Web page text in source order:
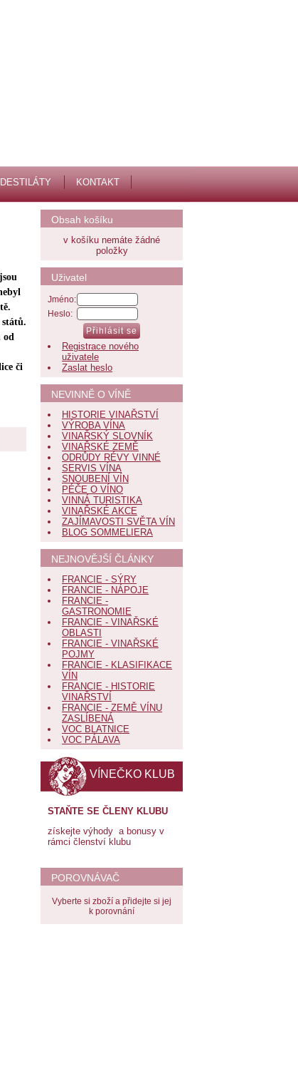
DESTILÁTY KONTAKT
států.
od
či
Obsah košíku
v košíku nemáte žádné
položky
Uživatel
Jméno:
Heslo:
Registrace nového
uživatele
Zaslat heslo
NEVINNĚ O VÍNĚ
HISTORIE VINAŘSTVÍ
VÝROBA VÍNA
VINAŘSKÝ SLOVNÍK
VINAŘSKÉ ZEMĚ
ODRŮDY RÉVY VINNÉ
SERVIS VÍNA
SNOUBENÍ VÍN
PÉČE O VÍNO
VINNÁ TURISTIKA
VINAŘSKÉ AKCE
ZAJÍMAVOSTI SVĚTA VÍN
BLOG SOMMELIERA
NEJNOVĚJŠÍ ČLÁNKY
FRANCIE - SÝRY
FRANCIE - NÁPOJE
FRANCIE -
GASTRONOMIE
FRANCIE - VINAŘSKÉ
OBLASTI
FRANCIE - VINAŘSKÉ
POJMY
FRANCIE - KLASIFIKACE
VÍN
FRANCIE - HISTORIE
VINAŘSTVÍ
FRANCIE - ZEMĚ VÍNU
ZASLÍBENÁ
VOC BLATNICE
VOC PÁLAVA
VÍNEČKO KLUB
STAŇTE SE ČLENY KLUBU
získejte výhody a bonusy v
rámci členství klubu
POROVNÁVAČ
Vyberte si zboží a přidejte si jej
k porovnání